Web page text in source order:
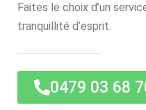
Faites le choix d’un
tranquillité d’esprit.
0479 03 68